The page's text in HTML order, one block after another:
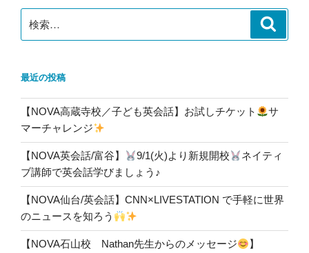
索:
最近の投稿
【NOVA高蔵寺校／子ども英会話】お試しチケット
サ
マーチャレンジ
【NOVA英会話/富谷】 9/1(火)より新規開校
ネイティ
ブ講師で英会話学びましょう♪
【NOVA仙台/英会話】CNN×LIVESTATION で手軽に世界
のニュースを知ろう
【NOVA石山校 Nathan先生からのメッセージ 】